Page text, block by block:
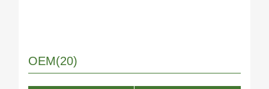
OEM(20)